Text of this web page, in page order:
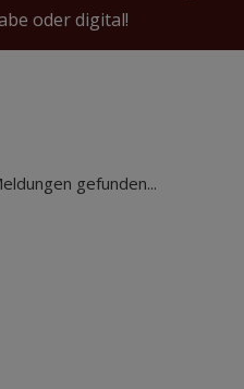
oder digital!
gefunden...